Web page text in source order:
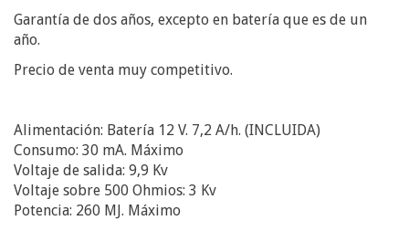
Garantía de dos años, excepto en batería que es de un
año.
Precio de venta muy competitivo.
Alimentación: Batería 12 V. 7,2 A/h. (INCLUIDA)
Consumo: 30 mA. Máximo
Voltaje de salida: 9,9 Kv
Voltaje sobre 500 Ohmios: 3 Kv
Potencia: 260 MJ. Máximo